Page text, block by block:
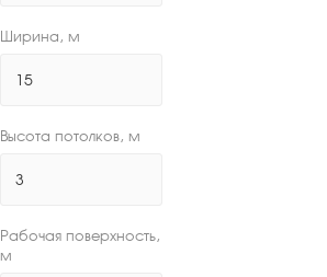
Ширина, м
Высота потолков, м
Рабочая поверхность,
м